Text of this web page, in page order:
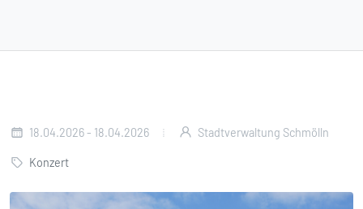
18.04.2026 - 18.04.2026 Stadtverwaltung Schmölln
Konzert